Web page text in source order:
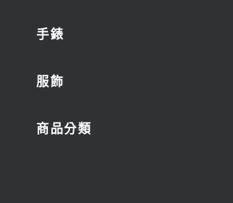
手錶
服飾
商品分類